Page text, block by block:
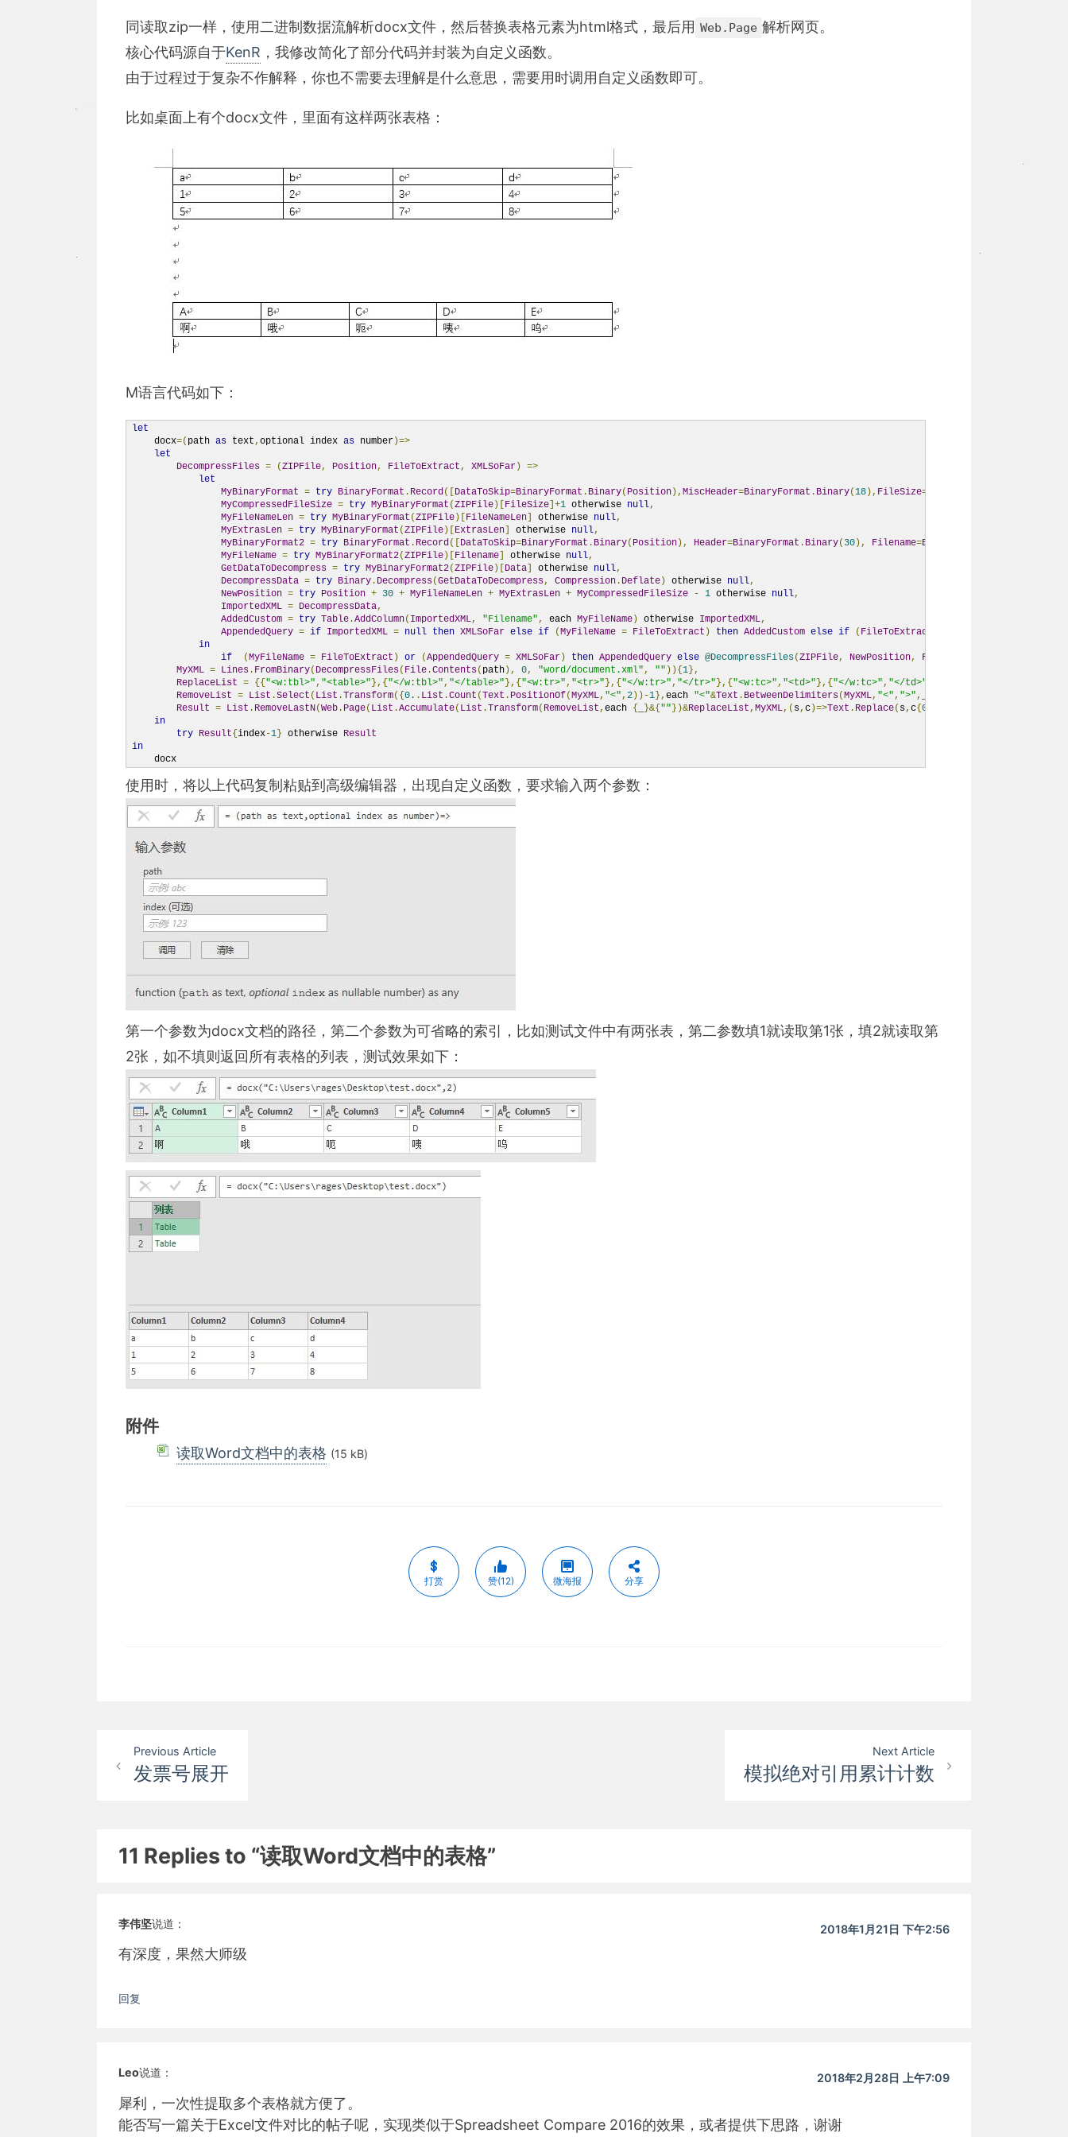
同读取zip一样，使用二进制数据流解析docx文件，然后替换表格元素为html格式，最后用 Web.Page 解析网页。
核心代码源自于KenR ，我修改简化了部分代码并封装为自定义函数。
由于过程过于复杂不作解释，你也不需要去理解是什么意思，需要用时调用自定义函数即可。
比如桌面上有个docx文件，里面有这样两张表格：
M语言代码如下：
let
    docx
=( path as text, optional index as number )=>
let
DecompressFiles = (ZIPFile, Position, FileToExtract, XMLSoFar ) =>
let
MyBinaryFormat = try BinaryFormat . Record([ DataToSkip=BinaryFormat . Binary( Position ), MiscHeader=BinaryFormat . Binary(18 ), FileSize=
MyCompressedFileSize = try MyBinaryFormat (ZIPFile )[ FileSize ]+1 otherwise null,
MyFileNameLen = try MyBinaryFormat (ZIPFile )[ FileNameLen otherwise null,
MyExtrasLen = try MyBinaryFormat (ZIPFile )[ ExtrasLen otherwise null,
MyBinaryFormat2 = try BinaryFormat . Record([ DataToSkip=BinaryFormat . Binary( Position ), Header=BinaryFormat . Binary( 30 ), Filename=BinaryFormat
MyFileName = try MyBinaryFormat2(ZIPFile )[ Filename otherwise null,
GetDataToDecompress = try MyBinaryFormat2(ZIPFile )[ Data otherwise null,
DecompressData = try Binary . Decompress(GetDataToDecompress, Compression . Deflate ) otherwise null,
NewPosition = try Position + 30 + MyFileNameLen + MyExtrasLen + MyCompressedFileSize - 1 otherwise null,
ImportedXML = DecompressData,
AddedCustom = try Table .AddColumn( ImportedXML, "Filename", each MyFileName ) otherwise ImportedXML,
AppendedQuery = if ImportedXML = null then XMLSoFar else if (MyFileName = FileToExtract ) then AddedCustom else if ( FileToExtract
in
if
(MyFileName = FileToExtract ) or (AppendedQuery = XMLSoFar ) then AppendedQuery else @DecompressFiles(ZIPFile, NewPosition, FileToExtract
MyXML = Lines . FromBinary( DecompressFiles( File .Contents( path ), 0, "word/document.xml", "" )){ 1 },
ReplaceList = {{ "<w:tbl>", "<table>" },{ "</w:tbl>", "</table>" },{ "<w:tr>", "<tr>" },{ "</w:tr>", "</tr>" },{ "<w:tc>", "<td>" },{ "</w:tc>", "</td>"
RemoveList = List .Select ( List .Transform({ 0. . List .Count (Text . PositionOf(MyXML, "<", 2 ))-1 }, each "<"&Text . BetweenDelimiters(MyXML, "<", ">",
Result = List . RemoveLastN(Web . Page( List .Accumulate( List .Transform( RemoveList, each { }&{ "" })&ReplaceList, MyXML,( s, c )=>Text . Replace( s, c{ 0
in
try Result{ index-1 } otherwise Result
in
    docx
使用时，将以上代码复制粘贴到高级编辑器，出现自定义函数，要求输入两个参数：
第一个参数为docx文档的路径，第二个参数为可省略的索引，比如测试文件中有两张表，第二参数填1就读取第1张，填2就读取第
2张，如不填则返回所有表格的列表，测试效果如下：
附件
读取Word文档中的表格 (15 kB)
打赏 赞(12) 微海报 分享
章
Previous Article
发票号展开
Next Article
模拟绝对引用累计计数
11 Replies to “读取Word文档中的表格”
李伟坚说道： 2018年1月21日 下午2:56
有深度，果然大师级
回复
Leo说道： 2018年2月28日 上午7:09
犀利，一次性提取多个表格就方便了。
能否写一篇关于Excel文件对比的帖子呢，实现类似于Spreadsheet Compare 2016的效果，或者提供下思路，谢谢